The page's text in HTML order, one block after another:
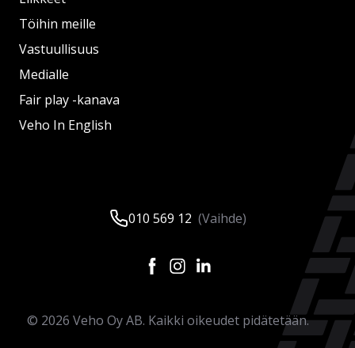
Töihin meille
Vastuullisuus
Medialle
Fair play -kanava
Veho In English
010 569 12 (Vaihde)
© 2026 Veho Oy AB. Kaikki oikeudet pidätetään.